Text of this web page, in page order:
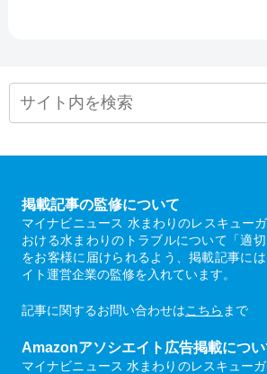
掲載記事の監修について
マイナビニュース 水まわりのレスキュー
おける水まわりのトラブルについて「適切
をお客様に届けられるよう、掲載記事に
イト運営企業の監修を入れています。
記事に関するお問い合わせはこちら まで
Amazonアソシエイト広告掲載につい
マイナビニュース 水まわりのレスキュー